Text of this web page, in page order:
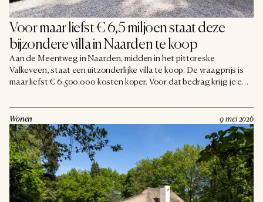
Voor maar liefst € 6,5 miljoen staat deze
bijzondere villa in Naarden te koop
Aan de Meentweg in Naarden, midden in het pittoreske
Valkeveen, staat een uitzonderlijke villa te koop. De vraagprijs is
maar liefst € 6.500.000 kosten koper. Voor dat bedrag krijg je een
En de naam Jan des Bouvrie zit erbij ingebakken.
Wonen 9 mei 2026